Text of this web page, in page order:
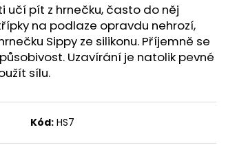
učí pít z hrnečku, často do něj
na podlaze opravdu nehrozí,
Sippy ze silikonu. Příjemně se
Uzavírání je natolik pevné
sílu.
Kód: HS7